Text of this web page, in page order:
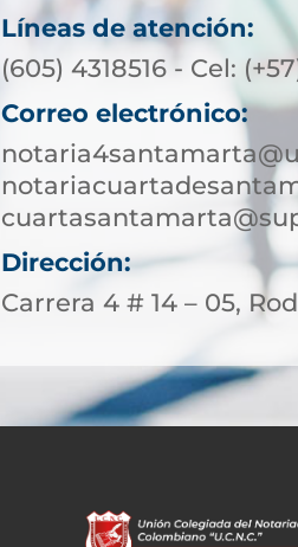
Líneas de atención:
(605) 4318516 - Cel:
Correo electrónico:
Dirección:
Carrera 4 # 14 – 05,